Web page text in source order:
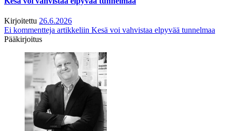
Kirjoitettu 26.6.2026
Ei kommentteja artikkeliin Kesä voi vahvistaa elpyvää tunnelmaa
Pääkirjoitus